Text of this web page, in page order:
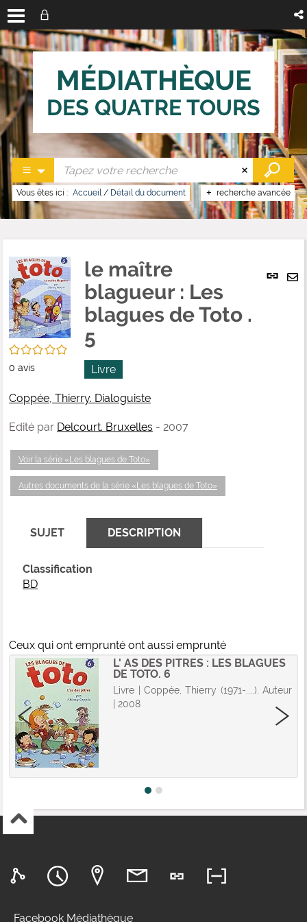
MÉDIATHÈQUE
DES QUATRE TOURS
recherche avancée
Vous êtes ici : Accueil / Détail du document
Lien
/5
0 avis
le maître
blagueur : Les
blagues de Toto .
5
Livre
Coppée, Thierry. Dialoguiste
Edité par Delcourt. Bruxelles - 2007
Voir la série «Les blagues de Toto»
Autres documents de la série «Les blagues de Toto»
SUJET DESCRIPTION
Classification
BD
Ceux qui ont emprunté ont aussi emprunté
L' AS DES PITRES : LES BLAGUES
DE TOTO. 6
Livre | Coppée, Thierry (1971-....). Auteur
| 2008
Facebook Médiathèque